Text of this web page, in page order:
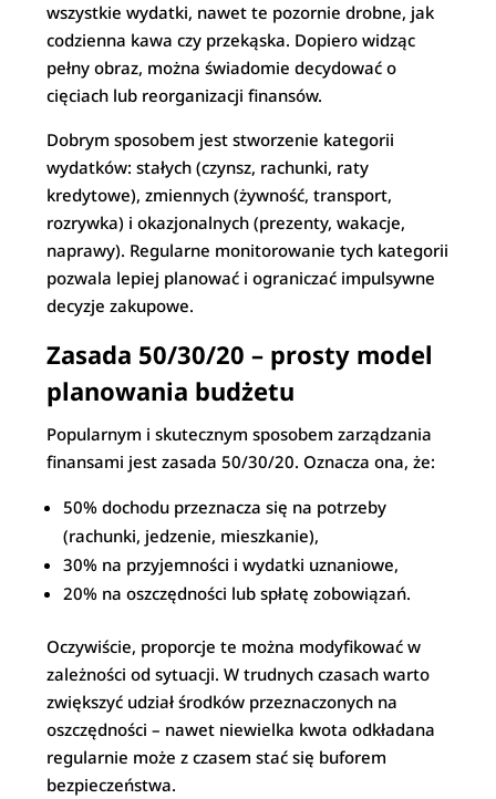
wszystkie wydatki, nawet te pozornie drobne, jak
codzienna kawa czy przekąska. Dopiero widząc
pełny obraz, można świadomie decydować o
cięciach lub reorganizacji finansów.
Dobrym sposobem jest stworzenie kategorii
wydatków: stałych (czynsz, rachunki, raty
kredytowe), zmiennych (żywność, transport,
rozrywka) i okazjonalnych (prezenty, wakacje,
naprawy). Regularne monitorowanie tych kategorii
pozwala lepiej planować i ograniczać impulsywne
decyzje zakupowe.
Zasada 50/30/20 – prosty model
planowania budżetu
Popularnym i skutecznym sposobem zarządzania
finansami jest zasada 50/30/20. Oznacza ona, że:
50% dochodu przeznacza się na potrzeby
(rachunki, jedzenie, mieszkanie),
30% na przyjemności i wydatki uznaniowe,
20% na oszczędności lub spłatę zobowiązań.
Oczywiście, proporcje te można modyfikować w
zależności od sytuacji. W trudnych czasach warto
zwiększyć udział środków przeznaczonych na
oszczędności – nawet niewielka kwota odkładana
regularnie może z czasem stać się buforem
bezpieczeństwa.